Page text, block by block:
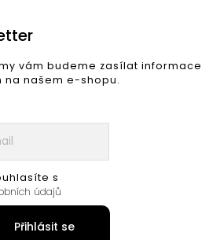
vám budeme zasílat informace
na našem e-shopu.
s
údajů
Přihlásit se